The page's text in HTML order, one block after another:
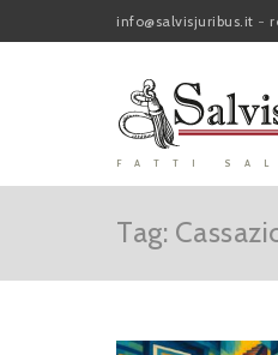
info@salvisjuribus.it -
FATTI
Tag: